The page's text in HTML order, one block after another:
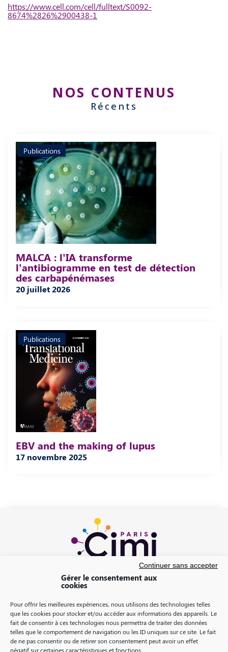
Gérer le consentement aux
cookies
Pour offrir les meilleures expériences, nous utilisons des technologies telles
que les cookies pour stocker et/ou accéder aux informations des appareils. Le
fait de consentir à ces technologies nous permettra de traiter des données
telles que le comportement de navigation ou les ID uniques sur ce site. Le fait
de ne pas consentir ou de retirer son consentement peut avoir un effet
négatif sur certaines caractéristiques et fonctions.
Continuer sans accepter
https://www.cell.com/cell/fulltext/S0092-
8674%2826%2900438-1
NOS CONTENUS
Récents
Publications
MALCA : l’IA transforme
l’antibiogramme en test de détection
des carbapénémases
20 juillet 2026
Publications
EBV and the making of lupus
17 novembre 2025